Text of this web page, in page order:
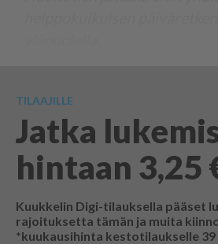
TILAAJILLE
Jatka
hintaan 3,25
Kuukkelin Digi-tilauksella pääset
rajoituksetta tämän ja muita
*kuukausihinta kestotilaukselle